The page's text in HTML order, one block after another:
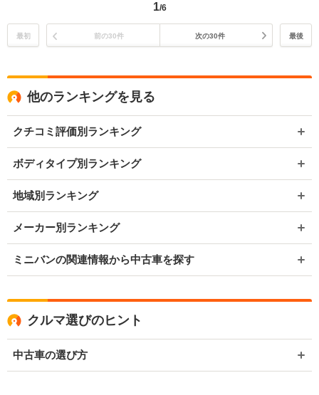
1/6
最初 前の30件 次の30件 最後
他のランキングを見る
クチコミ評価別ランキング
ボディタイプ別ランキング
地域別ランキング
メーカー別ランキング
ミニバンの関連情報から中古車を探す
クルマ選びのヒント
中古車の選び方